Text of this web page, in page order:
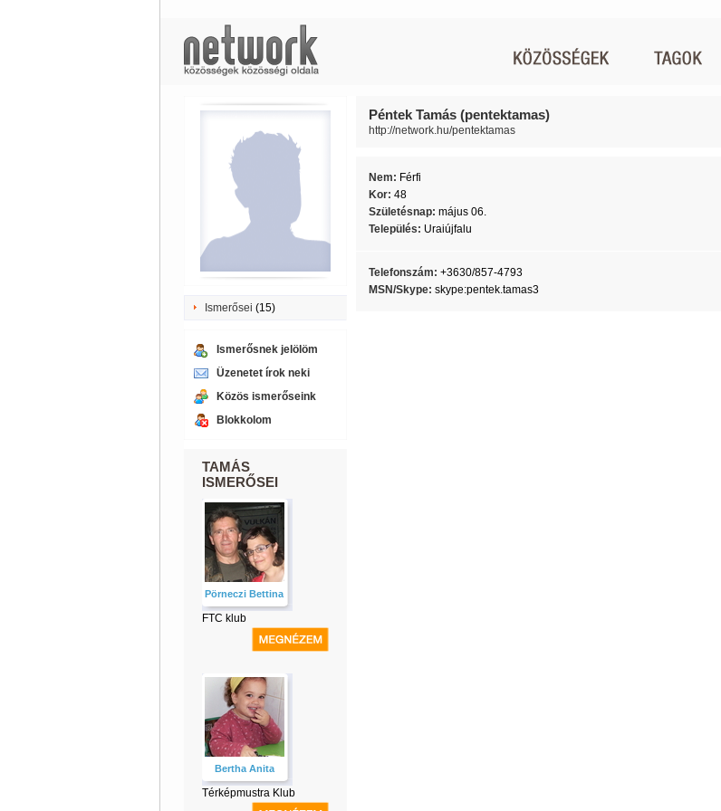
Ismerősei (15)
Ismerősnek jelölöm
Üzenetet írok neki
Közös ismerőseink
Blokkolom
TAMÁS
ISMERŐSEI
Pörneczi Bettina
FTC klub
Bertha Anita
Térképmustra Klub
Péntek Tamás (pentektamas)
http://network.hu/pentektamas
Nem: Férfi
Kor: 48
Születésnap: május 06.
Település: Uraiújfalu
Telefonszám: +3630/857-4793
MSN/Skype: skype:pentek.tamas3